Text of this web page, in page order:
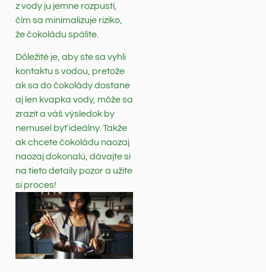
z vody ju jemne rozpustí,
čím sa minimalizuje riziko,
že čokoládu spálite.
Dôležité je, aby ste sa vyhli
kontaktu s vodou, pretože
ak sa do čokolády dostane
aj len kvapka vody, môže sa
zrazit a váš výsledok by
nemusel byť ideálny. Takže
ak chcete čokoládu naozaj
naozaj dokonalú, dávajte si
na tieto detaily pozor a užite
si proces!